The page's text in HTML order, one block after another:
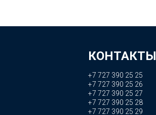
КОНТАКТЫ
+7 727 390 25 25
+7 727 390 25 26
+7 727 390 25 27
+7 727 390 25 28
+7 727 390 25 29